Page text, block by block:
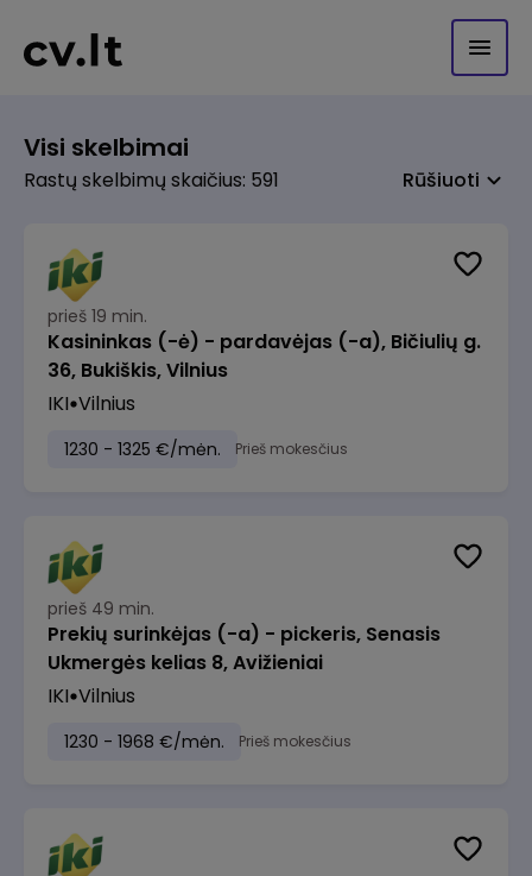
Visi skelbimai
Rastų skelbimų skaičius: 591 Rūšiuoti
prieš 19 min.
Kasininkas (-ė) - pardavėjas (-a), Bičiulių g.
36, Bukiškis, Vilnius
IKI Vilnius
1230 - 1325 €/mėn. Prieš mokesčius
prieš 49 min.
Prekių surinkėjas (-a) - pickeris, Senasis
Ukmergės kelias 8, Avižieniai
IKI Vilnius
1230 - 1968 €/mėn. Prieš mokesčius